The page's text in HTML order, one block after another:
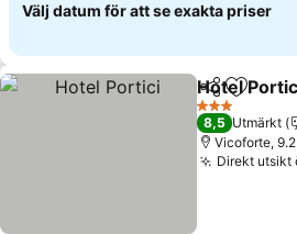
Välj datum för att se exakta priser
Dela Lägg
Hotel
3 Stjärnor
8,5 Utmärkt
Vicoforte,
Direkt utsikt